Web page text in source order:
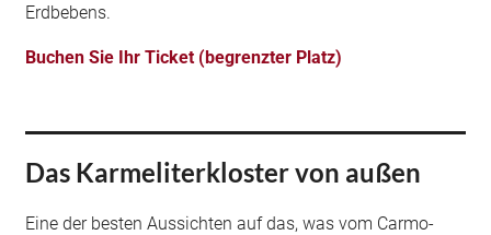
Erdbebens.
Buchen Sie Ihr Ticket (begrenzter Platz)
Das Karmeliterkloster von außen
Eine der besten Aussichten auf das, was vom Carmo-